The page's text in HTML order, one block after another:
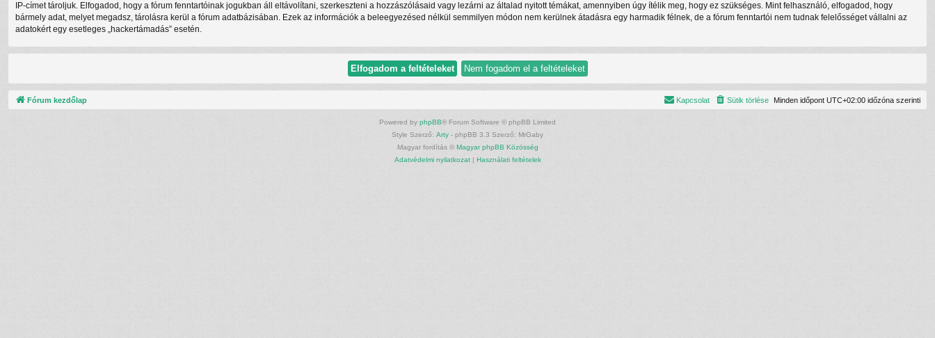
IP-címet tároljuk. Elfogadod, hogy a fórum fenntartóinak jogukban áll eltávolítani, szerkeszteni a hozzászólásaid vagy lezárni az általad nyitott témákat, amennyiben úgy ítélik meg, hogy ez szükséges. Mint felhasználó, elfogadod, hogy
bármely adat, melyet megadsz, tárolásra kerül a fórum adatbázisában. Ezek az információk a beleegyezésed nélkül semmilyen módon nem kerülnek átadásra egy harmadik félnek, de a fórum fenntartói nem tudnak felelősséget vállalni az
adatokért egy esetleges „hackertámadás” esetén.
Fórum kezdőlap Minden időpont UTC+02:00 időzóna szerinti
Sütik törlése
Kapcsolat
Powered by phpBB® Forum Software © phpBB Limited
Style Szerző: Arty - phpBB 3.3 Szerző: MrGaby
Magyar fordítás © Magyar phpBB Közösség
Adatvédelmi nyilatkozat| Használati feltételek